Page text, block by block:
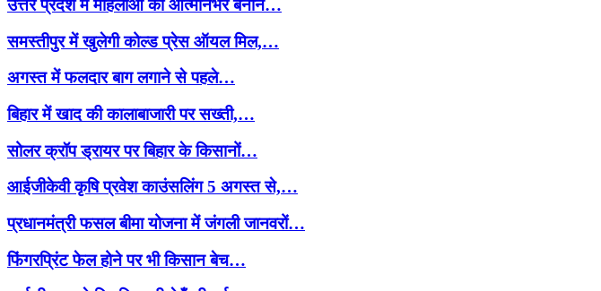
उत्तर प्रदेश में महिलाओं को आत्मनिर्भर बनाने…
समस्तीपुर में खुलेगी कोल्ड प्रेस ऑयल मिल,…
अगस्त में फलदार बाग लगाने से पहले…
बिहार में खाद की कालाबाजारी पर सख्ती,…
सोलर क्रॉप ड्रायर पर बिहार के किसानों…
आईजीकेवी कृषि प्रवेश काउंसलिंग 5 अगस्त से,…
प्रधानमंत्री फसल बीमा योजना में जंगली जानवरों…
फिंगरप्रिंट फेल होने पर भी किसान बेच…